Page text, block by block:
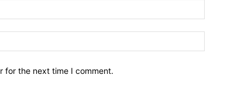
for the next time I comment.